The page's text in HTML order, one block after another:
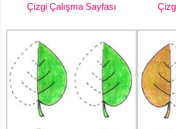
Çizgi Çalışma Sayfası